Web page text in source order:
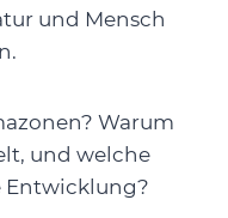
und Mensch
Warum
und welche
Entwicklung?